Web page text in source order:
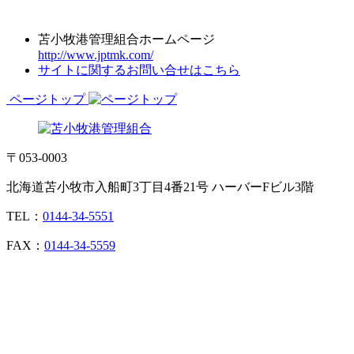
苫小牧港管理組合ホームページ
http://www.jptmk.com/
サイトに関するお問い合せはこちら
ページトップ
〒053-0003
北海道苫小牧市入船町3丁目4番21号 ハーバーFビル3階
TEL： 0144-34-5551
FAX： 0144-34-5559